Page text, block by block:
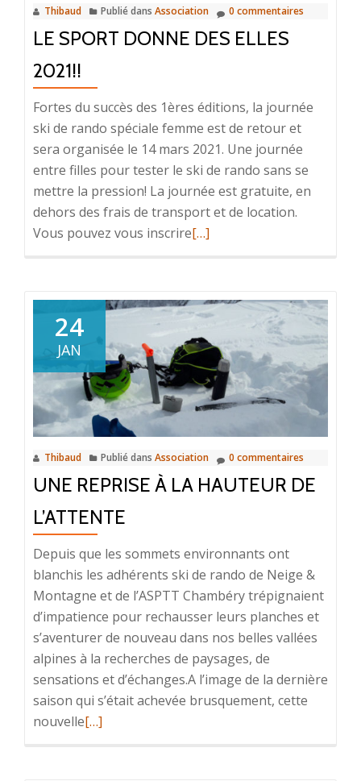
Thibaud Publié dans Association 0 commentaires
LE SPORT DONNE DES ELLES
2021!!
Fortes du succès des 1ères éditions, la journée
ski de rando spéciale femme est de retour et
sera organisée le 14 mars 2021. Une journée
entre filles pour tester le ski de rando sans se
mettre la pression! La journée est gratuite, en
dehors des frais de transport et de location.
Vous pouvez vous inscrireEn
Sport
Donne
des
Elles
2021!!
[…]
24
JAN
Thibaud Publié dans Association 0 commentaires
UNE REPRISE À LA HAUTEUR DE
L’ATTENTE
Depuis que les sommets environnants ont
blanchis les adhérents ski de rando de Neige &
Montagne et de l’ASPTT Chambéry trépignaient
d’impatience pour rechausser leurs planches et
s’aventurer de nouveau dans nos belles vallées
alpines à la recherches de paysages, de
sensations et d’échanges.A l’image de la dernière
saison qui s’était achevée brusquement, cette
nouvelleEn
[…]